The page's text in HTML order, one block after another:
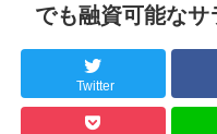
でも融資可能なサ
Twitter